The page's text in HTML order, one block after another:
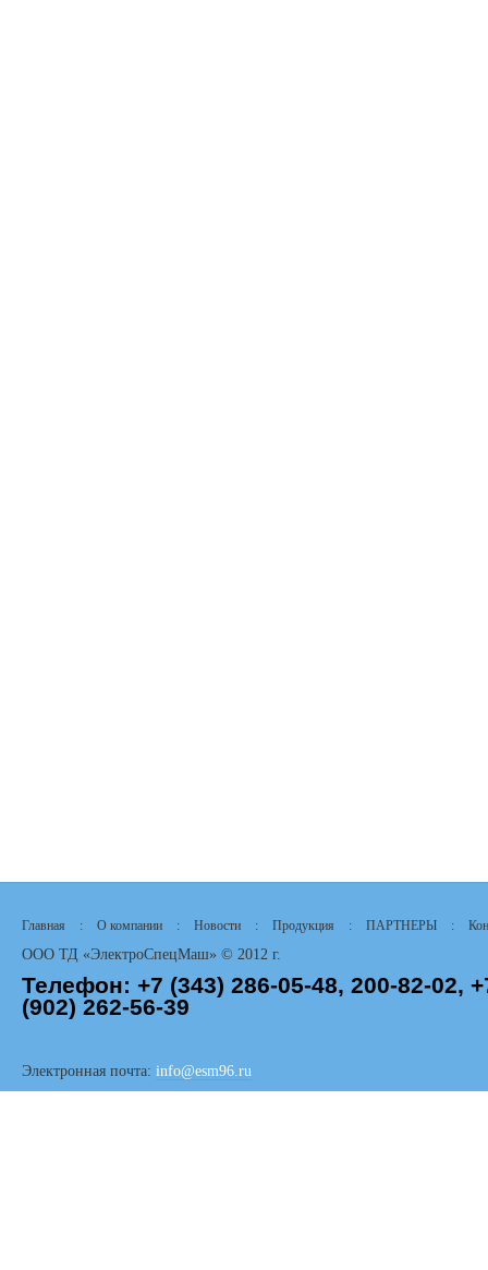
Главная : О компании : Новости : Продукция : ПАРТНЕРЫ :
ООО ТД «ЭлектроСпецМаш» © 2012 г.
Телефон: +7 (343) 286-05-48, 200-82-02,
(902) 262-56-39
Электронная почта: info@esm96.ru